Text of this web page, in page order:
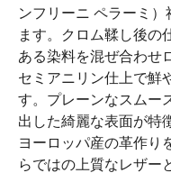
ンフリーニ ペラーミ
ます。クロム鞣し後の
ある染料を混ぜ合わせ
セミアニリン仕上で鮮
す。プレーンなスムー
出した綺麗な表面が特
ヨーロッパ産の革作り
らではの上質なレザー